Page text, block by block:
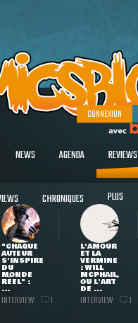
CONNEXION
NEWS AGENDA REVIEWS
CHRONIQUES PLUS
"CHAQUE
AUTEUR
S'INSPIRE
DU
MONDE
RÉEL" :
...
INTERVIEW 1
L'AMOUR
ET LA
VERMINE
: WILL
MCPHAIL,
OU L'ART
DE ...
INTERVIEW 1